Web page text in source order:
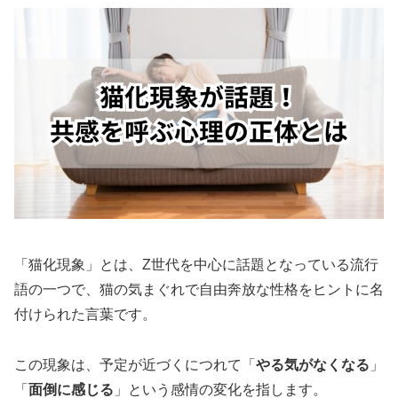
「猫化現象」とは、Z世代を中心に話題となっている流行
語の一つで、猫の気まぐれで自由奔放な性格をヒントに名
付けられた言葉です。
この現象は、予定が近づくにつれて「 やる気がなくなる 」
「 面倒に感じる 」という感情の変化を指します。